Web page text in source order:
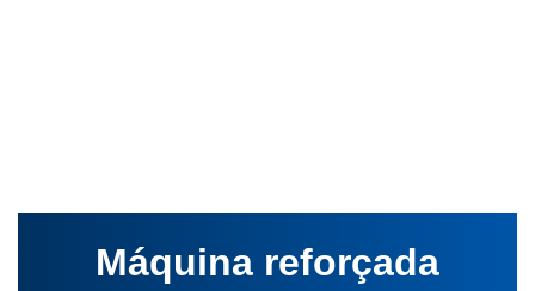
Máquina reforçada